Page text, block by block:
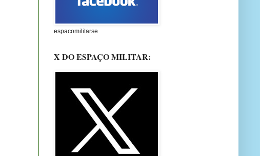
espacomilitarse
X DO ESPAÇO MILITAR: